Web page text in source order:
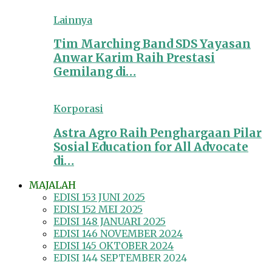
Lainnya
Tim Marching Band SDS Yayasan
Anwar Karim Raih Prestasi
Gemilang di…
Korporasi
Astra Agro Raih Penghargaan Pilar
Sosial Education for All Advocate
di…
MAJALAH
EDISI 153 JUNI 2025
EDISI 152 MEI 2025
EDISI 148 JANUARI 2025
EDISI 146 NOVEMBER 2024
EDISI 145 OKTOBER 2024
EDISI 144 SEPTEMBER 2024